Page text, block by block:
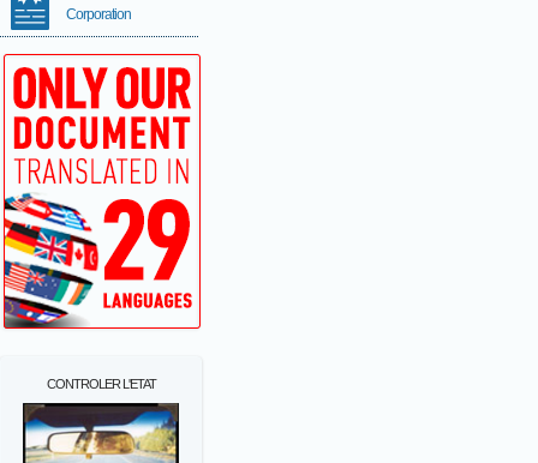
Corporation
CONTROLER L'ETAT